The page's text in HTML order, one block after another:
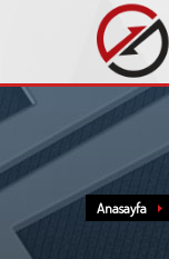
Anasayfa